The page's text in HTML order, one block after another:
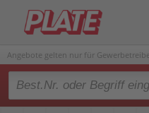
Angebote gelten nur für
Type 2 or more characters for